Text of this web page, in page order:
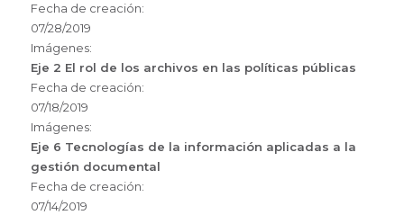
Fecha de creación:
07/28/2019
Imágenes:
Eje 2 El rol de los archivos en las políticas públicas
Fecha de creación:
07/18/2019
Imágenes:
Eje 6 Tecnologías de la información aplicadas a la
gestión documental
Fecha de creación:
07/14/2019